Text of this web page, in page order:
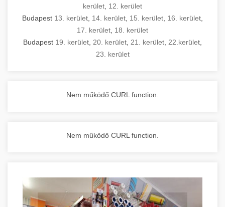
kerület 12. kerület
Budapest 13. kerület 14. kerület 15. kerület 16. kerület
17. kerület 18. kerület
Budapest 19. kerület 20. kerület 21. kerület 22.kerület
23. kerület
Nem működő CURL function.
Nem működő CURL function.